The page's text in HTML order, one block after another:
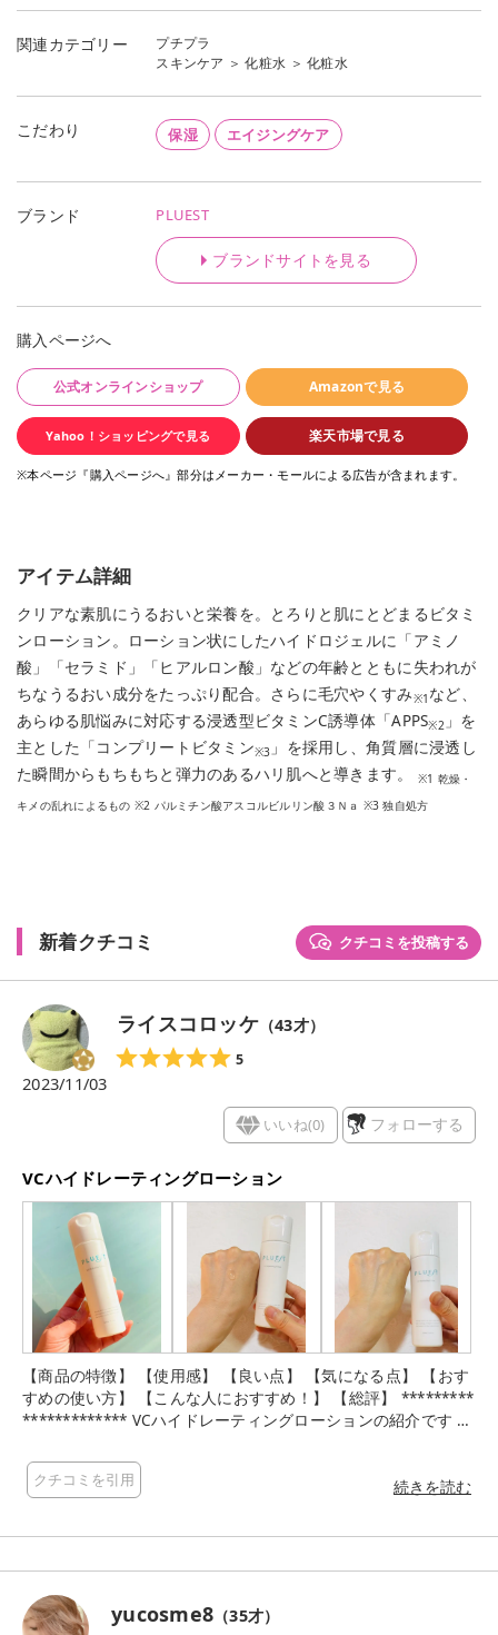
関連カテゴリー
プチプラ
スキンケア ＞化粧水 ＞化粧水
こだわり 保湿 エイジングケア
ブランド PLUEST
ブランドサイトを見る
購入ページへ
公式オンラインショップ Amazonで見る
Yahoo！ショッピングで見る 楽天市場で見る
※本ページ『購入ページへ』部分はメーカー・モールによる広告が含まれます。
アイテム詳細
クリアな素肌にうるおいと栄養を。とろりと肌にとどまるビタミ
ンローション。ローション状にしたハイドロジェルに「アミノ
酸」「セラミド」「ヒアルロン酸」などの年齢とともに失われが
ちなうるおい成分をたっぷり配合。さらに毛穴やくすみ※1 など、
あらゆる肌悩みに対応する浸透型ビタミンC誘導体「APPS※2 」を
主とした「コンプリートビタミン※3 」を採用し、角質層に浸透し
た瞬間からもちもちと弾力のあるハリ肌へと導きます。
※1 乾燥・
キメの乱れによるもの ※2 パルミチン酸アスコルビルリン酸３Ｎａ ※3 独自処方
新着クチコミ クチコミを投稿する
ライスコロッケ（43才）
5
2023/11/03
いいね(0) フォローする
VCハイドレーティングローション
【商品の特徴】 【使用感】 【良い点】 【気になる点】 【おす
すめの使い方】 【こんな人におすすめ！】 【総評】 *********
************* VCハイドレーティングローションの紹介です ト
ーゲン、ヒアルロン酸など配合でハリのある肌に導いてくれそ
うです ローションは糸をひくほどのトロミがあるのに、肌に馴
良く気持ちよく使用出来ました、香りも無いので使いやすいで
クチコミを引用 続きを読む
yucosme8 （35才）